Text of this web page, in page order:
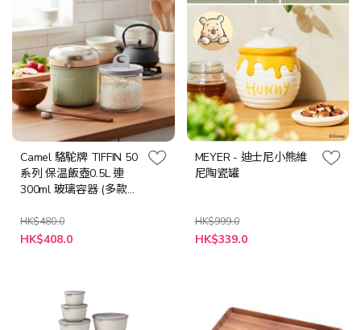
Camel 駱駝牌 TIFFIN 50
系列 保温飯壺0.5L 連
300ml 玻璃容器 (多款顏
HK$480.0
HK$408.0
MEYER - 迪士尼小熊維
尼陶瓷罐
HK$999.0
特
殊
HK$339.0